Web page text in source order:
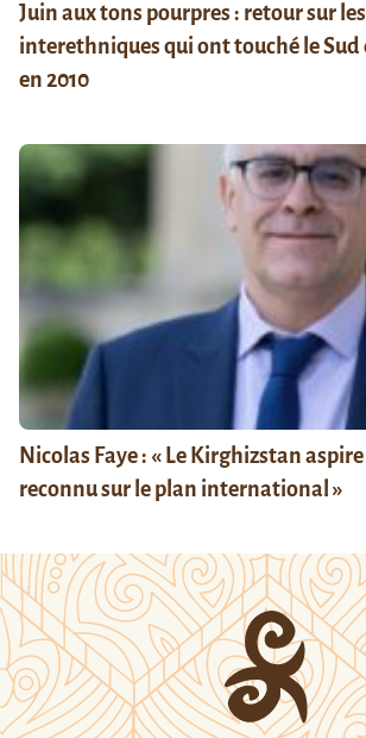
Juin aux tons pourpres : retour sur
interethniques qui ont touché le
en 2010
Nicolas Faye : « Le Kirghizstan
reconnu sur le plan international »